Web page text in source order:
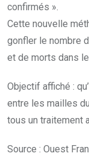
confirmés ».
Cette nouvelle
gonfler le nombre
et de morts dans le
Objectif affiché :
entre les mailles
tous un traitement
Source : Ouest